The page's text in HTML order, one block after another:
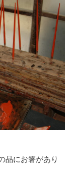
品にお箸があり